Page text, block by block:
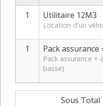
1
Utilitaire 12M3
Location d'un
1 Pack assurance
Pack assurance
basse)
Sous Total